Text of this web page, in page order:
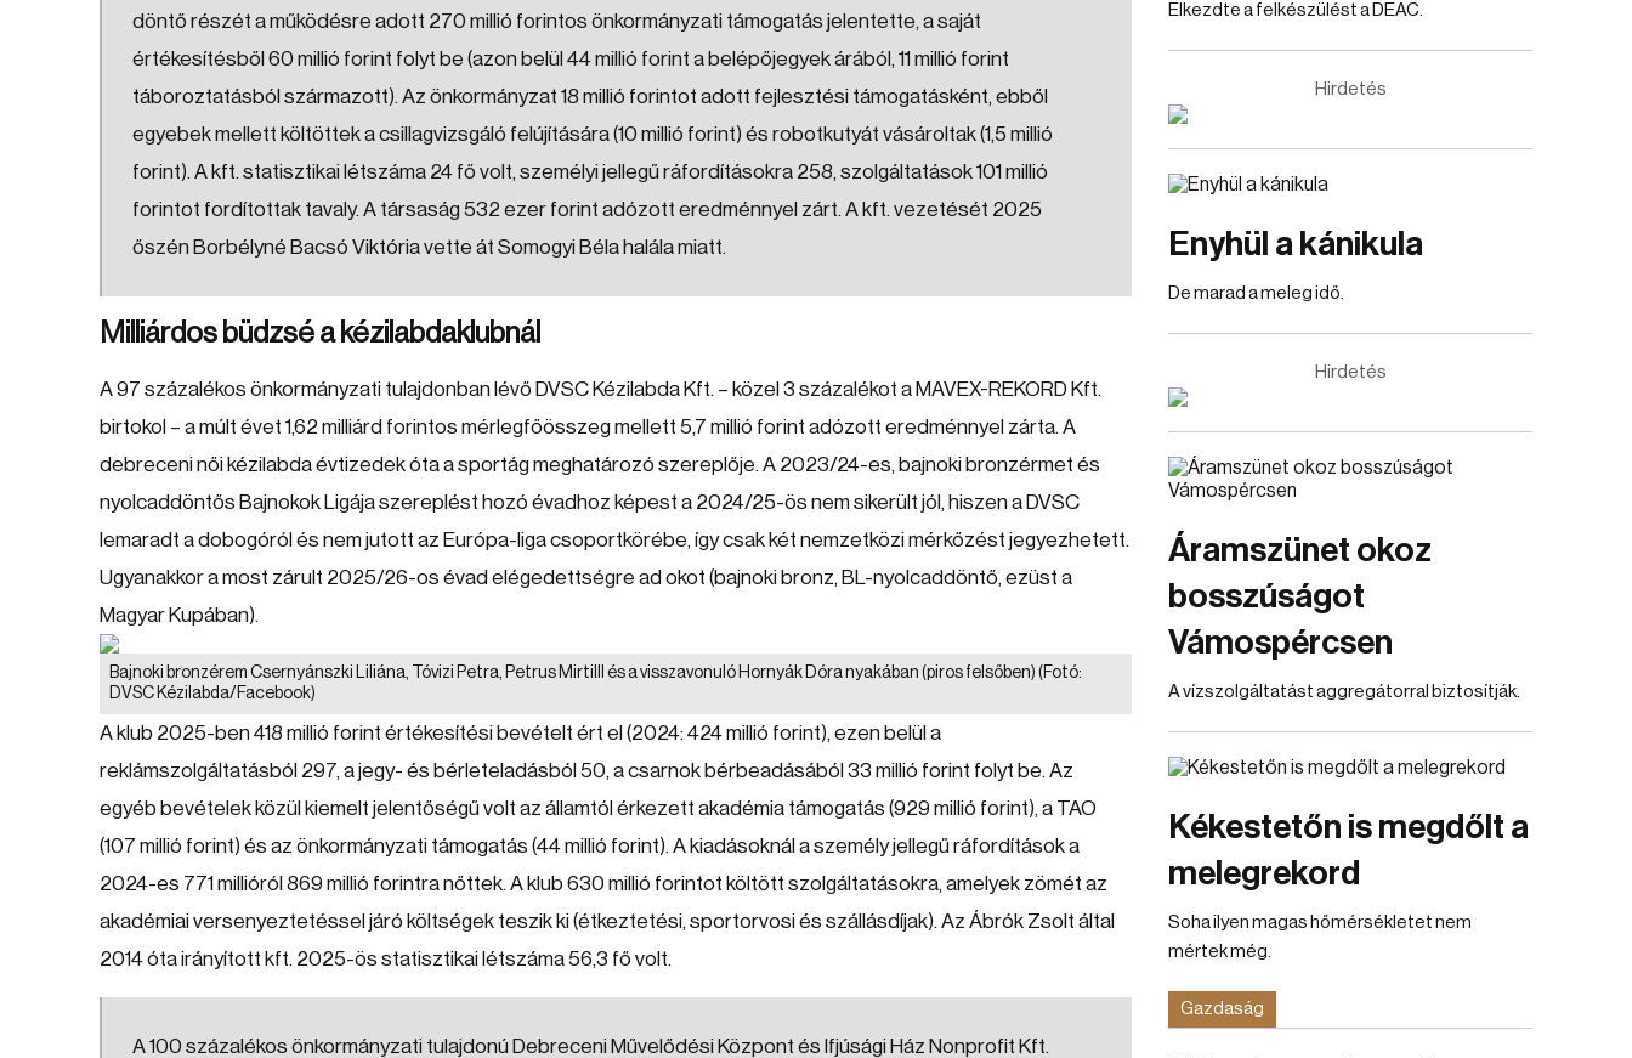
döntő részét a működésre adott 270 millió forintos önkormányzati támogatás jelentette, a saját
értékesítésből 60 millió forint folyt be (azon belül 44 millió forint a belépőjegyek árából, 11 millió forint
táboroztatásból származott). Az önkormányzat 18 millió forintot adott fejlesztési támogatásként, ebből
egyebek mellett költöttek a csillagvizsgáló felújítására (10 millió forint) és robotkutyát vásároltak (1,5 millió
forint). A kft. statisztikai létszáma 24 fő volt, személyi jellegű ráfordításokra 258, szolgáltatások 101 millió
forintot fordítottak tavaly. A társaság 532 ezer forint adózott eredménnyel zárt. A kft. vezetését 2025
őszén Borbélyné Bacsó Viktória vette át Somogyi Béla halála miatt.
Milliárdos büdzsé a kézilabdaklubnál
A 97 százalékos önkormányzati tulajdonban lévő DVSC Kézilabda Kft. – közel 3 százalékot a MAVEX-REKORD Kft.
birtokol – a múlt évet 1,62 milliárd forintos mérlegfőösszeg mellett 5,7 millió forint adózott eredménnyel zárta. A
debreceni női kézilabda évtizedek óta a sportág meghatározó szereplője. A 2023/24-es, bajnoki bronzérmet és
nyolcaddöntős Bajnokok Ligája szereplést hozó évadhoz képest a 2024/25-ös nem sikerült jól, hiszen a DVSC
lemaradt a dobogóról és nem jutott az Európa-liga csoportkörébe, így csak két nemzetközi mérkőzést jegyezhetett.
Ugyanakkor a most zárult 2025/26-os évad elégedettségre ad okot (bajnoki bronz, BL-nyolcaddöntő, ezüst a
Magyar Kupában).
Bajnoki bronzérem Csernyánszki Liliána, Tóvizi Petra, Petrus Mirtilll és a visszavonuló Hornyák Dóra nyakában (piros felsőben) (Fotó:
DVSC Kézilabda/Facebook)
A klub 2025-ben 418 millió forint értékesítési bevételt ért el (2024: 424 millió forint), ezen belül a
reklámszolgáltatásból 297, a jegy- és bérleteladásból 50, a csarnok bérbeadásából 33 millió forint folyt be. Az
egyéb bevételek közül kiemelt jelentőségű volt az államtól érkezett akadémia támogatás (929 millió forint), a TAO
(107 millió forint) és az önkormányzati támogatás (44 millió forint). A kiadásoknál a személy jellegű ráfordítások a
2024-es 771 millióról 869 millió forintra nőttek. A klub 630 millió forintot költött szolgáltatásokra, amelyek zömét az
akadémiai versenyeztetéssel járó költségek teszik ki (étkeztetési, sportorvosi és szállásdíjak). Az Ábrók Zsolt által
2014 óta irányított kft. 2025-ös statisztikai létszáma 56,3 fő volt.
A 100 százalékos önkormányzati tulajdonú Debreceni Művelődési Központ és Ifjúsági Ház Nonprofit Kft.
Elkezdte a felkészülést a DEAC.
Hirdetés
Enyhül a kánikula
De marad a meleg idő.
Hirdetés
Áramszünet okoz
bosszúságot
Vámospércsen
A vízszolgáltatást aggregátorral biztosítják.
Kékestetőn is megdőlt a
melegrekord
Soha ilyen magas hőmérsékletet nem
mértek még.
Gazdaság